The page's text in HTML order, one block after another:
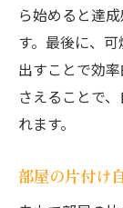
ら始めると達
す。最後に、
出すことで効
さえることで
れます。
部屋の片付け